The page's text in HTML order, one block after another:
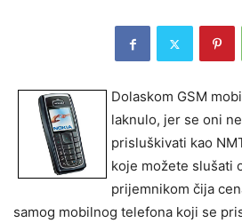
Dolaskom GSM
laknulo, jer se oni
prisluškivati kao
koje možete slušati
prijemnikom čija
samog mobilnog telefona koji se